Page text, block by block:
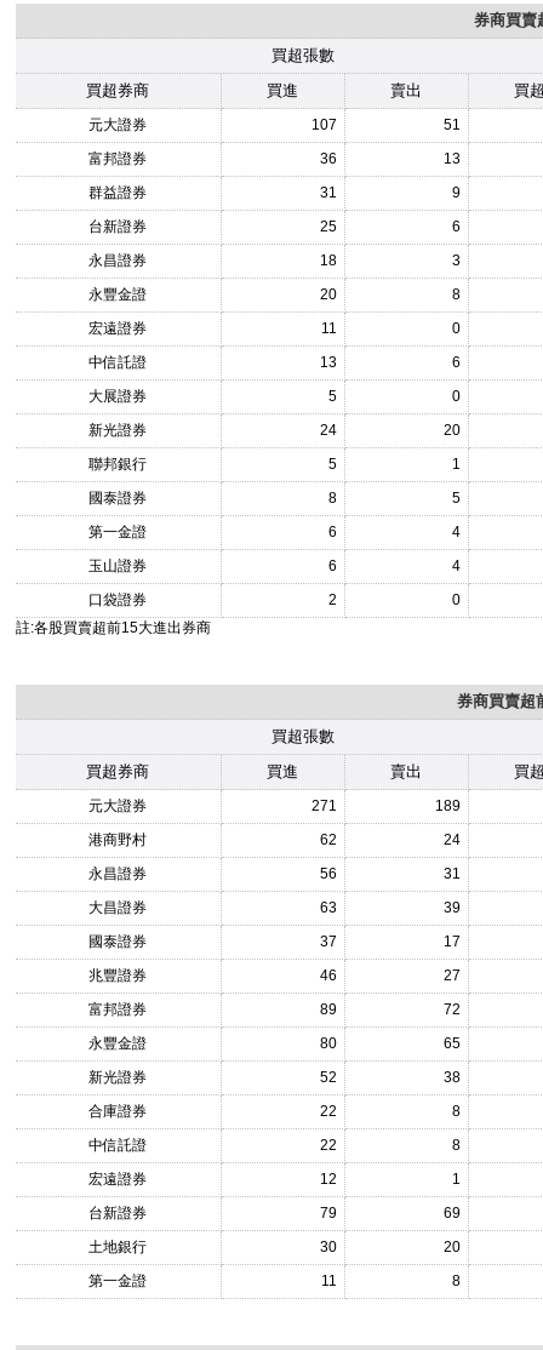
券商買賣
買超張數
買超券商
買進 賣出 買
元大證券 107
51
富邦證券
36
13
群益證券
31
9
台新證券
25
6
永昌證券
18
3
永豐金證
20
8
宏遠證券
11
0
中信託證
13
6
大展證券
5
0
新光證券
24
20
聯邦銀行
5
1
國泰證券
8
5
第一金證
6
4
玉山證券
6
4
口袋證券
2
0
註:各股買賣超前15大進出券商
券商買賣超
買超張數
買超券商
買進 賣出 買
元大證券 271
189
港商野村
62
24
永昌證券
56
31
大昌證券
63
39
國泰證券
37
17
兆豐證券
46
27
富邦證券
89
72
永豐金證
80
65
新光證券
52
38
合庫證券
22
8
中信託證
22
8
宏遠證券
12
1
台新證券
79
69
土地銀行
30
20
第一金證
11 8